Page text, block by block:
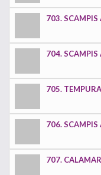
703. SCAMPIS
704. SCAMPIS
707.